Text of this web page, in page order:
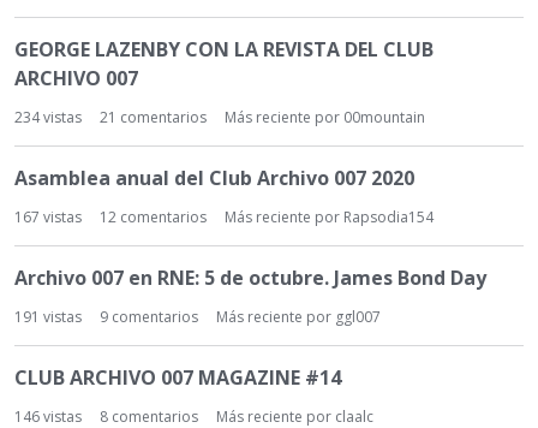
GEORGE LAZENBY CON LA REVISTA DEL CLUB
ARCHIVO 007
234vistas 21 comentarios Más reciente por 00mountain
Asamblea anual del Club Archivo 007 2020
167 vistas 12 comentarios Más reciente por Rapsodia154
Archivo 007 en RNE: 5 de octubre. James Bond Day
191 vistas 9 comentarios Más reciente por ggl007
CLUB ARCHIVO 007 MAGAZINE #14
146vistas 8 comentarios Más reciente por claalc